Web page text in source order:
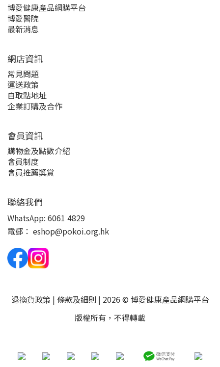
博愛健康產品網購平台
博愛醫院
最新消息
網店資訊
常見問題
運送政策
自取點地址
企業訂購及合作
會員資訊
購物金及點數介紹
會員制度
會員推薦獎賞
聯絡我們
WhatsApp: 6061 4829
電郵： eshop@pokoi.org.hk
退換貨政策 | 條款及細則 | 2026 © 博愛健康產品網購平台
版權所有，不得轉載